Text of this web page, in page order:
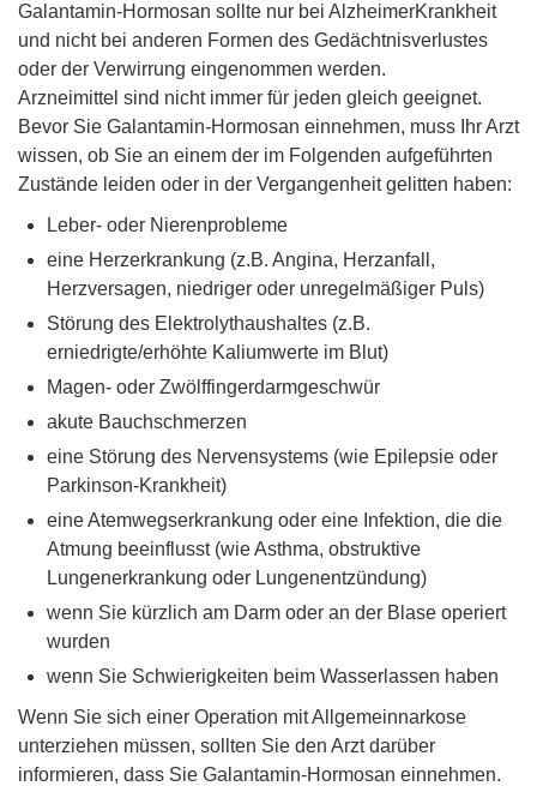
Galantamin-Hormosan sollte nur bei AlzheimerKrankheit
und nicht bei anderen Formen des Gedächtnisverlustes
oder der Verwirrung eingenommen werden.
Arzneimittel sind nicht immer für jeden gleich geeignet.
Bevor Sie Galantamin-Hormosan einnehmen, muss Ihr Arzt
wissen, ob Sie an einem der im Folgenden aufgeführten
Zustände leiden oder in der Vergangenheit gelitten haben:
Leber- oder Nierenprobleme
eine Herzerkrankung (z.B. Angina, Herzanfall,
Herzversagen, niedriger oder unregelmäßiger Puls)
Störung des Elektrolythaushaltes (z.B.
erniedrigte/erhöhte Kaliumwerte im Blut)
Magen- oder Zwölffingerdarmgeschwür
akute Bauchschmerzen
eine Störung des Nervensystems (wie Epilepsie oder
Parkinson-Krankheit)
eine Atemwegserkrankung oder eine Infektion, die die
Atmung beeinflusst (wie Asthma, obstruktive
Lungenerkrankung oder Lungenentzündung)
wenn Sie kürzlich am Darm oder an der Blase operiert
wurden
wenn Sie Schwierigkeiten beim Wasserlassen haben
Wenn Sie sich einer Operation mit Allgemeinnarkose
unterziehen müssen, sollten Sie den Arzt darüber
informieren, dass Sie Galantamin-Hormosan einnehmen.